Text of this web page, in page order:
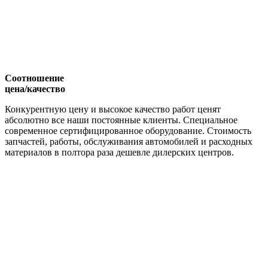
Соотношение
цена/качество
Конкурентную цену и высокое качество работ ценят
абсолютно все наши постоянные клиенты. Специальное
современное сертифицированное оборудование. Стоимость
запчастей, работы, обслуживания автомобилей и расходных
материалов в полтора раза дешевле дилерских центров.